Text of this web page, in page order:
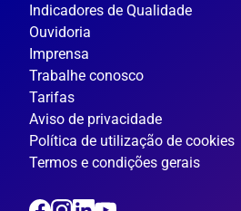
Indicadores de Qualidade
Ouvidoria
Imprensa
Trabalhe conosco
Tarifas
Aviso de privacidade
Política de utilização de cookies
Termos e condições gerais